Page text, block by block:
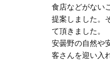
食店などがない
提案しました。
て頂きました。
安曇野の自然や
客さんを迎い入